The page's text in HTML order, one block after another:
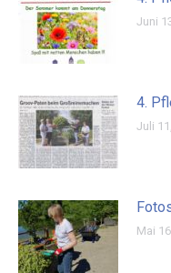
Juni
4.
Juli
Mai